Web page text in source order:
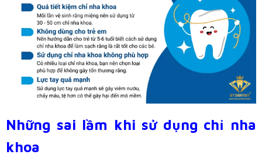
Những sai lầm khi sử dụng chỉ nha
khoa